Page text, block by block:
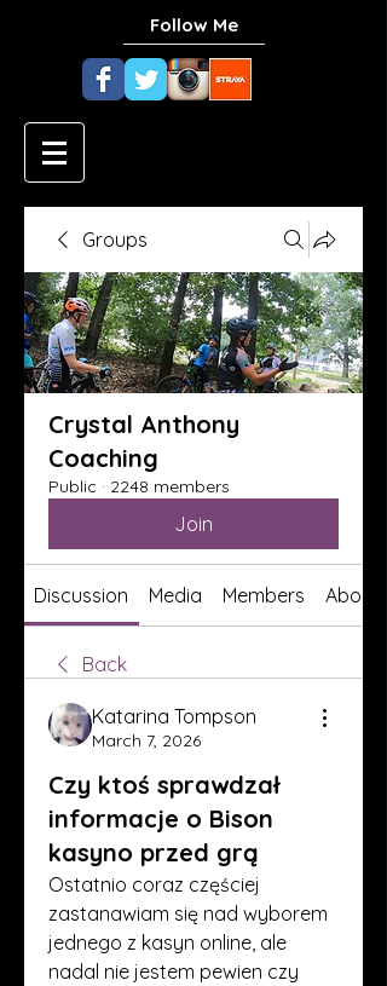
Follow Me
Groups
Crystal Anthony
Coaching
Public · 2248 members
Join
Discussion Media Members About
Back
Katarina Tompson
March 7, 2026
Czy ktoś sprawdzał
informacje o Bison
kasyno przed grą
Ostatnio coraz częściej
zastanawiam się nad wyborem
jednego z kasyn online, ale
nadal nie jestem pewien czy